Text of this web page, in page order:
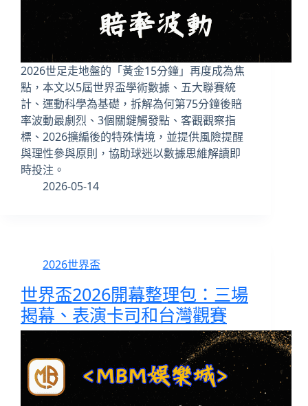
2026世足走地盤的「黃金15分鐘」再度成為焦
點，本文以5屆世界盃學術數據、五大聯賽統
計、運動科學為基礎，拆解為何第75分鐘後賠
率波動最劇烈、3個關鍵觸發點、客觀觀察指
標、2026擴編後的特殊情境，並提供風險提醒
與理性參與原則，協助球迷以數據思維解讀即
時投注。
2026-05-14
2026世界盃
世界盃2026開幕整理包：三場
揭幕、表演卡司和台灣觀賽